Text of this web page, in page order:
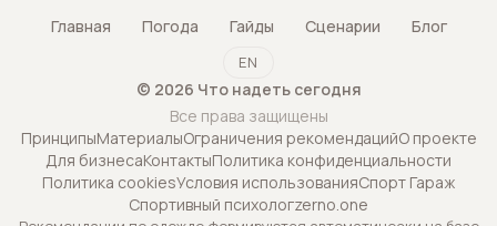
Главная Погода Гайды Сценарии Блог
EN
© 2026 Что надеть сегодня
Все права защищены
ПринципыМатериалыОграничения рекомендацийО проекте
Для бизнесаКонтактыПолитика конфиденциальности
Политика cookiesУсловия использованияСпорт Гараж
Спортивный психологzerno.one